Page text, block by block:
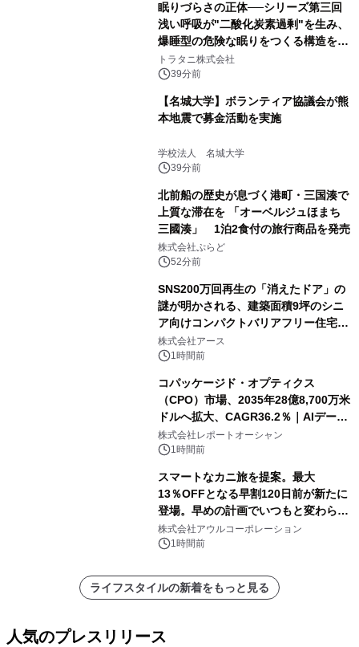
眠りづらさの正体──シリーズ第三回
浅い呼吸が"二酸化炭素過剰"を生み、
爆睡型の危険な眠りをつくる構造を解
説
トラタニ株式会社
39分前
【名城大学】ボランティア協議会が熊
本地震で募金活動を実施
学校法人 名城大学
39分前
北前船の歴史が息づく港町・三国湊で
上質な滞在を 「オーベルジュほまち
三國湊」 1泊2食付の旅行商品を発売
株式会社ぷらど
52分前
SNS200万回再生の「消えたドア」の
謎が明かされる、建築面積9坪のシニ
ア向けコンパクトバリアフリー住宅が
誕生
株式会社アース
1時間前
コパッケージド・オプティクス
（CPO）市場、2035年28億8,700万米
ドルへ拡大、CAGR36.2％｜AIデータ
センター・高速光通信需要が成長を加
速
株式会社レポートオーシャン
1時間前
スマートなカニ旅を提案。最大
13％OFFとなる早割120日前が新たに
登場。早めの計画でいつもと変わらぬ
大人の冬旅を。ー夕日ヶ浦温泉「佳松
苑 別邸ふうか」ー
株式会社アウルコーポレーション
1時間前
ライフスタイルの新着をもっと見る
人気のプレスリリース